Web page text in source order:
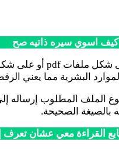
اسوي سيره ذاتيه صح
البشرية مما يعني
الملف المطلوب إرساله
القراءة معي عشان